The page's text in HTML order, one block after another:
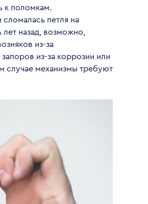
к поломкам.
петля на
назад, возможно,
из-за
из-за коррозии или
случае механизмы требуют